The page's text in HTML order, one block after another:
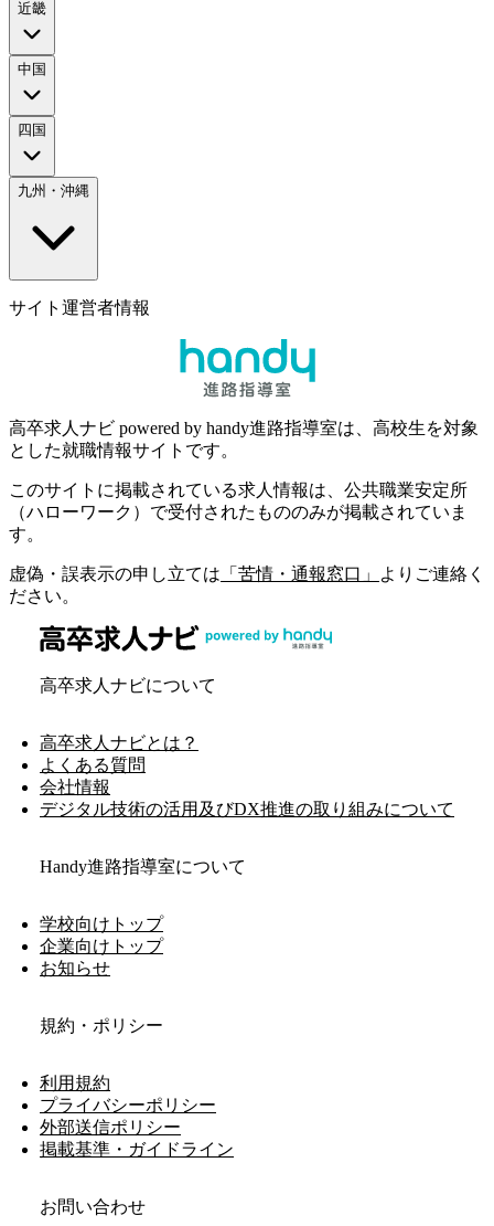
近畿
中国
四国
九州・沖縄
サイト運営者情報
高卒求人ナビ powered by handy進路指導室は、高校生を対象
とした就職情報サイトです。
このサイトに掲載されている求人情報は、公共職業安定所
（ハローワーク）で受付されたもののみが掲載されていま
す。
虚偽・誤表示の申し立ては 「苦情・通報窓口」
よりご連絡く
ださい。
高卒求人ナビについて
高卒求人ナビとは？
よくある質問
会社情報
デジタル技術の活用及びDX推進の取り組みについて
Handy進路指導室について
学校向けトップ
企業向けトップ
お知らせ
規約・ポリシー
利用規約
プライバシーポリシー
外部送信ポリシー
掲載基準・ガイドライン
お問い合わせ